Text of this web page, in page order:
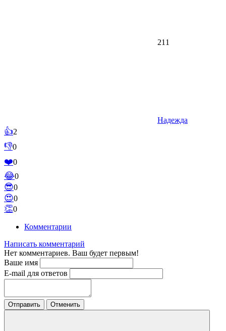
211
Надежда
👍2
👎0
❤️0
😂0
😎0
😍0
👏0
Комментарии
Написать комментарий
Нет комментариев. Ваш будет первым!
Ваше имя
E-mail для ответов
Отправить Отменить